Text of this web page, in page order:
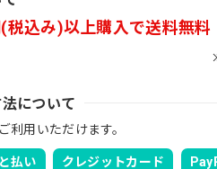
いアイテムですよ。ワイヤージャ
税込み)以上購入で送料無料
について
利用いただけます。
払い クレジットカード